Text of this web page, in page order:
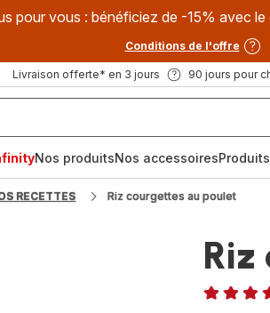
pour vous : bénéficiez de -15% avec
Conditions de l'offre
Livraison offerte* en 3 jours 90 jours pour
Nos produitsNos accessoires
RECETTES Riz courgettes au poulet
Riz